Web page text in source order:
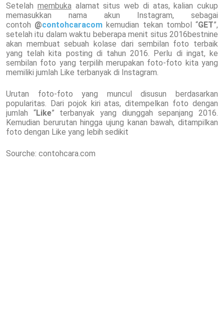
Setelah membukaalamat situs web di atas, kalian cukup
memasukkan nama akun Instagram, sebagai
contoh @contohcaracom kemudian tekan tombol “GET”,
setelah itu dalam waktu beberapa menit situs 2016bestnine
akan membuat sebuah kolase dari sembilan foto terbaik
yang telah kita posting di tahun 2016. Perlu di ingat, ke
sembilan foto yang terpilih merupakan foto-foto kita yang
memiliki jumlah Like terbanyak di Instagram.
Urutan foto-foto yang muncul disusun berdasarkan
popularitas. Dari pojok kiri atas, ditempelkan foto dengan
jumlah “Like” terbanyak yang diunggah sepanjang 2016.
Kemudian berurutan hingga ujung kanan bawah, ditampilkan
foto dengan Like yang lebih sedikit
Sourche: contohcara.com